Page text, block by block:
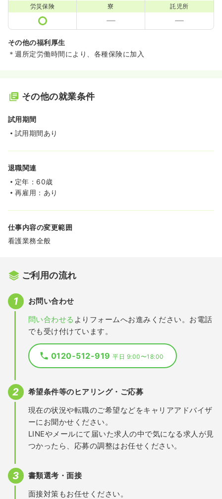
労災保険 寮 託児所
その他の福利厚生
＊週所定労働時間により、各種保険に加入
その他の就業条件
試用期間
試用期間あり
退職関連
定年：60歳
再雇用：あり
仕事内容の変更範囲
看護業務全般
ご利用の流れ
お問い合わせ
問い合わせる よりフォームへお進みください。お電話
でも受け付けています。
0120-512-919平日 9:00〜18:00
希望条件等のヒアリング・ご応募
現在の状況や転職のご希望などをキャリアアドバイザ
ーにお聞かせください。
LINEやメールにて届いた求人の中で気になる求人が見
つかったら、応募の調整はお任せください。
書類選考・面接
面接対策もお任せください。